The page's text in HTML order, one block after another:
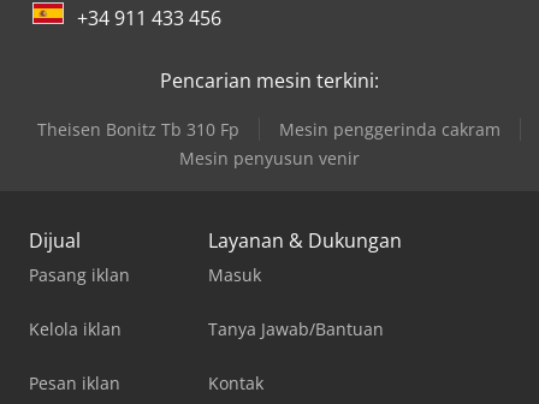
+34 911 433 456
Pencarian mesin terkini:
Theisen Bonitz Tb 310 Fp
Mesin penggerinda cakram
Mesin penyusun venir
Dijual
Pasang iklan
Kelola iklan
Pesan iklan
Layanan & Dukungan
Masuk
Tanya Jawab/Bantuan
Kontak